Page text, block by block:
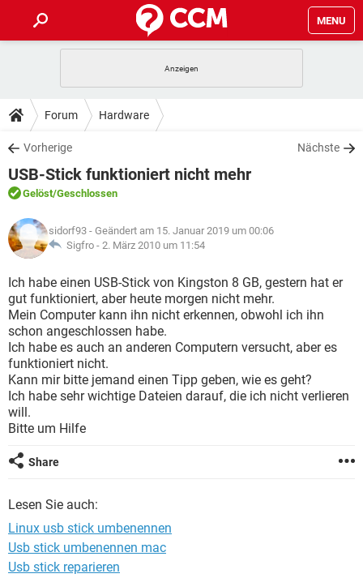
MENU
ANDROID
WINDOWS 10
WHATSAPP TIKTOK
FACEBOOK
TIPPS & TRICKS
SPIELE
WINDOWS 10
WHATSAPP
FACEBOOK HARDWARE
DOWNLOADS
SPIELE STREAMING
ANDROID
WINDOWS 10 INSTAGRAM
WHATSAPP
FACEBOOK HARDWARE
FORUM
SPIELE
ANDROID IOS
WHATSAPP TIKTOK
FACEBOOK
LEXIKON
SPIELE
ANDROID IOS
WINDOWS 10 INSTAGRAM
WHATSAPP TIKTOK
FACEBOOK
Forum Hardware
Vorherige Nächste
USB-Stick funktioniert nicht mehr
Gelöst/Geschlossen
sidorf93 - Geändert am 15. Januar 2019 um 00:06
Sigfro - 2. März 2010 um 11:54
Ich habe einen USB-Stick von Kingston 8 GB, gestern hat er
gut funktioniert, aber heute morgen nicht mehr.
Mein Computer kann ihn nicht erkennen, obwohl ich ihn
schon angeschlossen habe.
Ich habe es auch an anderen Computern versucht, aber es
funktioniert nicht.
Kann mir bitte jemand einen Tipp geben, wie es geht?
Ich habe sehr wichtige Dateien darauf, die ich nicht verlieren
will.
Bitte um Hilfe
Share
Lesen Sie auch:
Linux usb stick umbenennen
Usb stick umbenennen mac
Usb stick reparieren